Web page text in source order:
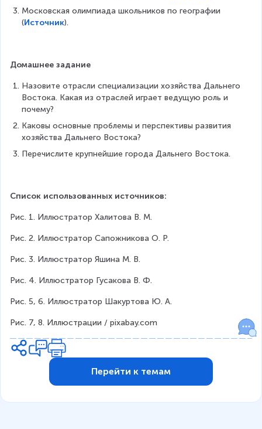
Московская олимпиада школьников по географии
(Источник).
Домашнее задание
Назовите отрасли специализации хозяйства Дальнего
Востока. Какая из отраслей играет ведущую роль и
почему?
Каковы основные проблемы и перспективы развития
хозяйства Дальнего Востока?
Перечислите крупнейшие города Дальнего Востока.
Список использованных источников:
Рис. 1. Иллюстратор Халитова В. М.
Рис. 2. Иллюстратор Сапожникова О. Р.
Рис. 3. Иллюстратор Яшина М. В.
Рис. 4. Иллюстратор Гусакова В. Ф.
Рис. 5, 6. Иллюстратор Шакуртова Ю. А.
Рис. 7, 8. Иллюстрации / pixabay.com
Перейти к темам